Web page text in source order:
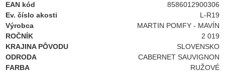
EAN kód
8586012900306
Ev. číslo akosti
L-R19
Výrobca
MARTIN POMFY - MAVÍN
ROČNÍK
2 019
KRAJINA PÔVODU
SLOVENSKO
ODRODA
CABERNET SAUVIGNON
FARBA
RUŽOVÉ